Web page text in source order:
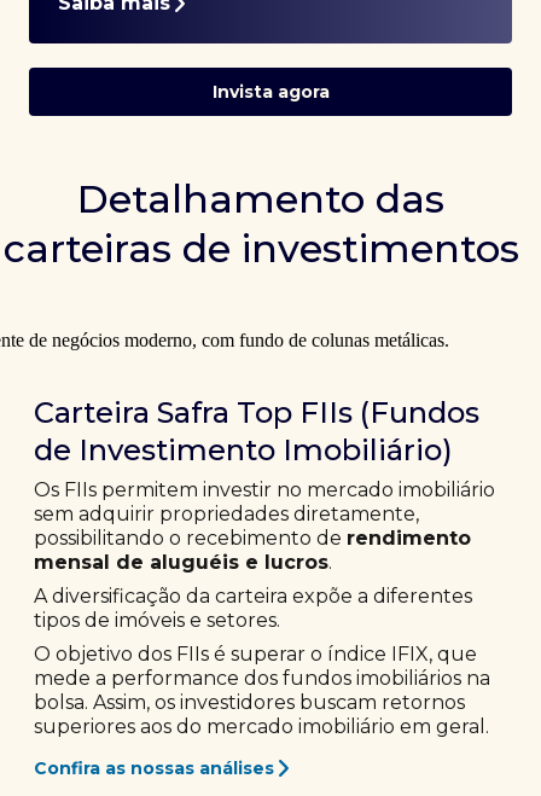
Invista agora
Detalhamento das
carteiras de investimentos
Carteira Safra Top FIIs (Fundos
de Investimento Imobiliário)
Os FIIs permitem investir no mercado imobiliário
sem adquirir propriedades diretamente,
possibilitando o recebimento de rendimento
mensal de aluguéis e lucros.
A diversificação da carteira expõe a diferentes
tipos de imóveis e setores.
O objetivo dos FIIs é superar o índice IFIX, que
mede a performance dos fundos imobiliários na
bolsa. Assim, os investidores buscam retornos
superiores aos do mercado imobiliário em geral.
Confira as nossas análises